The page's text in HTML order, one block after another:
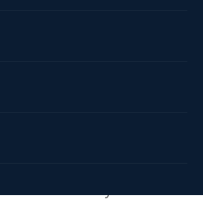
de la convocatoria para
primer ciclo de Educación